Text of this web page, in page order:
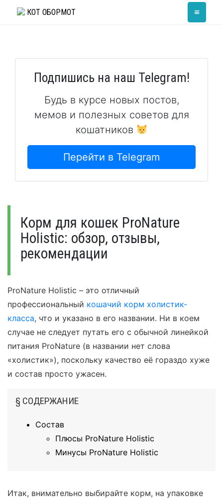
КОТ ОБОРМОТ ≡
Подпишись на наш Telegram!
Будь в курсе новых постов,
мемов и полезных советов для
кошатников
Перейти в Telegram
Корм для кошек ProNature
Holistic: обзор, отзывы,
рекомендации
ProNature Holistic – это отличный
профессиональный кошачий корм холистик-
класса, что и указано в его названии. Ни в коем
случае не следует путать его с обычной линейкой
питания ProNature (в названии нет слова
«холистик»), поскольку качество её гораздо хуже
и состав просто ужасен.
§ СОДЕРЖАНИЕ
Состав
Плюсы ProNature Holistic
Минусы ProNature Holistic
Итак, внимательно выбирайте корм, на упаковке